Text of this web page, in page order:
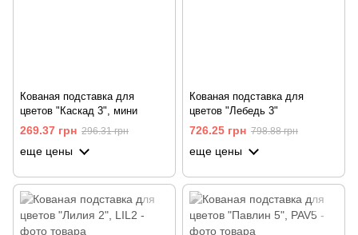
Кованая подставка для
цветов "Каскад 3", мини
269.37 грн 296.31 грн
еще цены
Кованая подставка для
цветов "Лебедь 3"
726.25 грн 798.88 грн
еще цены